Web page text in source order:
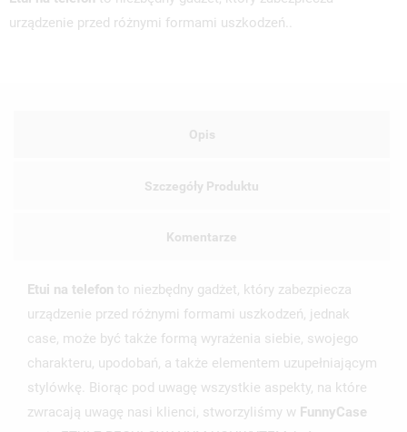
urządzenie przed różnymi formami uszkodzeń..
Opis
Szczegóły Produktu
Komentarze
Etui na telefon to niezbędny gadżet, który zabezpiecza
urządzenie przed różnymi formami uszkodzeń, jednak
case, może być także formą wyrażenia siebie, swojego
charakteru, upodobań, a także elementem uzupełniającym
stylówkę. Biorąc pod uwagę wszystkie aspekty, na które
zwracają uwagę nasi klienci, stworzyliśmy w FunnyCase